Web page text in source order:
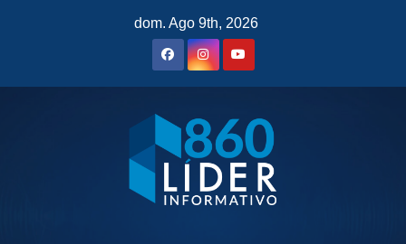
dom. Ago 9th, 2026